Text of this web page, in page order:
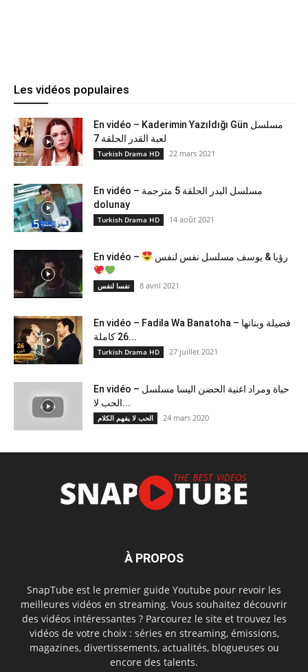
Les vidéos populaires
En vidéo – Kaderimin Yazıldığı Gün مسلسل
لعبة القدر الحلقة 7
Turkish Drama HD 22 mars 2021
En vidéo – مسلسل البدر الحلقة 5 مترجمة
dolunay
Turkish Drama HD 14 août 2021
En vidéo – رؤيا & يوسف مسلسل نفس لنفس
نفسا لنفس 8 avril 2021
En vidéo – Fadila Wa Banatoha – فضيلة وبناتها
26 كاملة...
Turkish Drama HD 27 juillet 2021
En vidéo – حياة ومراد اغنية الحضن اليسا مسلسل
الحب لا...
الحب لا يفهم الكلام 24 mars 2020
À PROPOS
SnapTube est le premier guide Youtube pour revoir les
meilleures vidéos en streaming. Vous souhaitez découvrir
des vidéos intéressantes ? Parcourez le site et trouvez les
vidéos de votre choix : séries en streaming, émissions,
magazines, divertissements, actualités, blogueuses ou
encore des talents.